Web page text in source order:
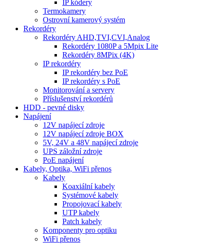
IP kódery
Termokamery
Ostrovní kamerový systém
Rekordéry
Rekordéry AHD,TVI,CVI,Analog
Rekordéry 1080P a 5Mpix Lite
Rekordéry 8MPix (4K)
IP rekordéry
IP rekordéry bez PoE
IP rekordéry s PoE
Monitorování a servery
Příslušenství rekordérů
HDD - pevné disky
Napájení
12V napájecí zdroje
12V napájecí zdroje BOX
5V, 24V a 48V napájecí zdroje
UPS záložní zdroje
PoE napájení
Kabely, Optika, WiFi přenos
Kabely
Koaxiální kabely
Systémové kabely
Propojovací kabely
UTP kabely
Patch kabely
Komponenty pro optiku
WiFi přenos